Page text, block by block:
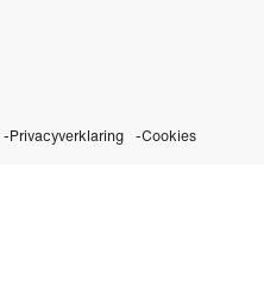
Privacyverklaring Cookies